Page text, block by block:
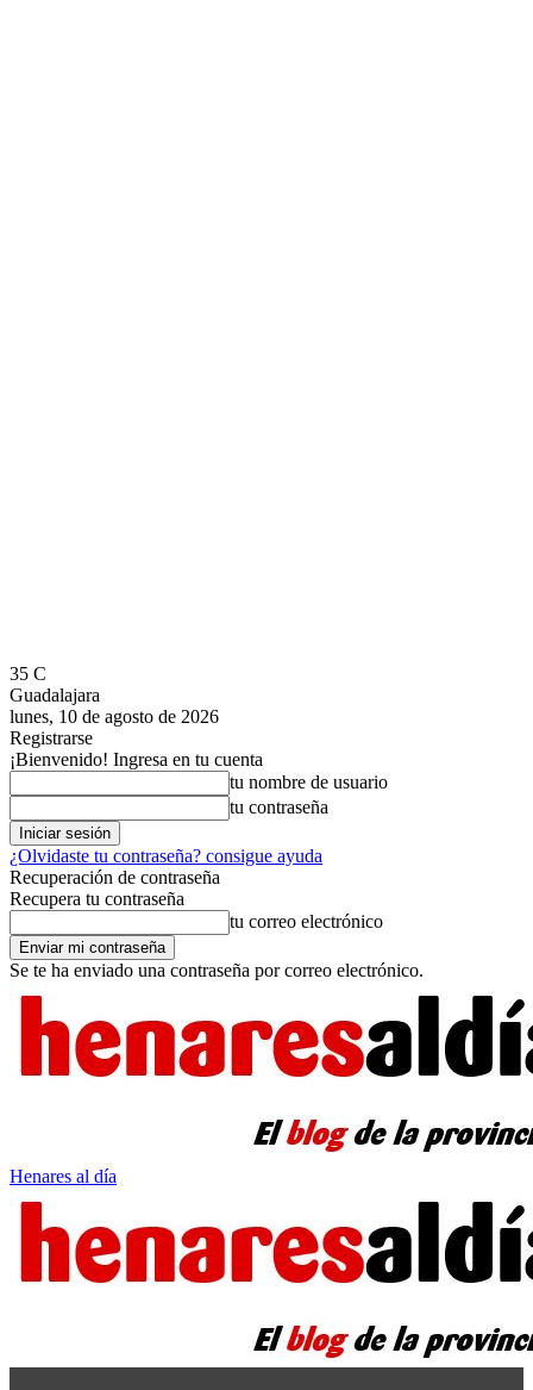
35 C
Guadalajara
lunes, 10 de agosto de 2026
Registrarse
¡Bienvenido! Ingresa en tu cuenta
tu nombre de usuario
tu contraseña
¿Olvidaste tu contraseña? consigue ayuda
Recuperación de contraseña
Recupera tu contraseña
tu correo electrónico
Se te ha enviado una contraseña por correo electrónico.
Henares al día